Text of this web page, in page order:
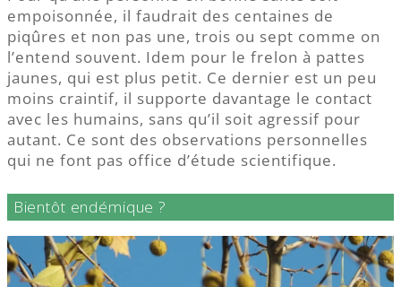
empoisonnée, il faudrait des centaines de
piqûres et non pas une, trois ou sept comme on
l’entend souvent. Idem pour le frelon à pattes
jaunes, qui est plus petit. Ce dernier est un peu
moins craintif, il supporte davantage le contact
avec les humains, sans qu’il soit agressif pour
autant. Ce sont des observations personnelles
qui ne font pas office d’étude scientifique.
Bientôt endémique ?